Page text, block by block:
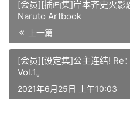
[会员][插画集]岸本齐史火
Naruto Artbook
上一篇
[会员][设定集]公主连结! Re
Vol.1。
2021年6月25日 上午10:03